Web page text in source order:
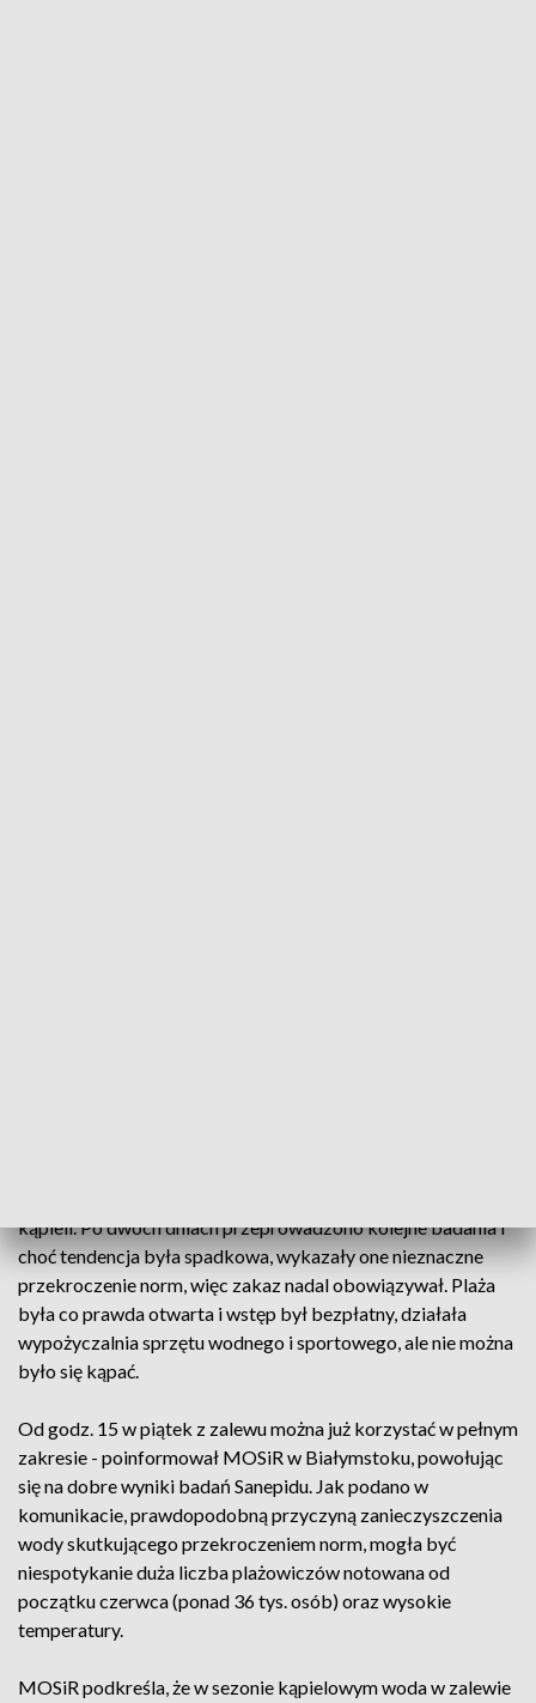
kąpieli. Po dwóch dniach przeprowadzono kolejne badania i
choć tendencja była spadkowa, wykazały one nieznaczne
przekroczenie norm, więc zakaz nadal obowiązywał. Plaża
była co prawda otwarta i wstęp był bezpłatny, działała
wypożyczalnia sprzętu wodnego i sportowego, ale nie można
było się kąpać.
Od godz. 15 w piątek z zalewu można już korzystać w pełnym
zakresie - poinformował MOSiR w Białymstoku, powołując
się na dobre wyniki badań Sanepidu. Jak podano w
komunikacie, prawdopodobną przyczyną zanieczyszczenia
wody skutkującego przekroczeniem norm, mogła być
niespotykanie duża liczba plażowiczów notowana od
początku czerwca (ponad 36 tys. osób) oraz wysokie
temperatury.
MOSiR podkreśla, że w sezonie kąpielowym woda w zalewie